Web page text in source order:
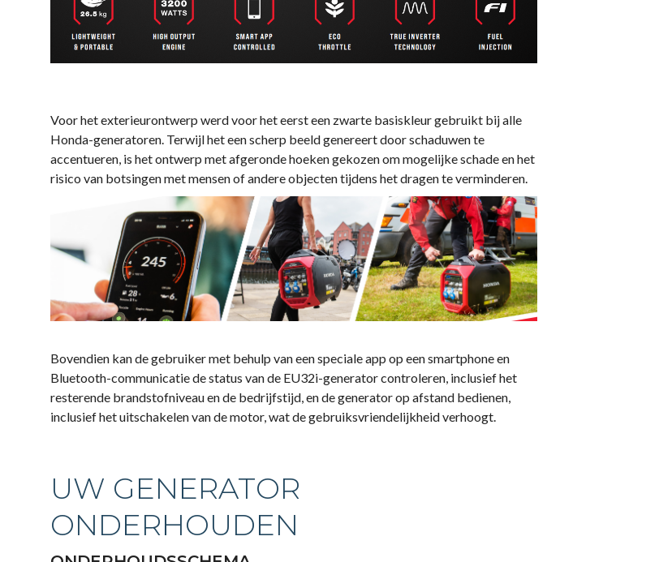
Voor het exterieurontwerp werd voor het eerst een zwarte basiskleur gebruikt bij alle
Honda-generatoren. Terwijl het een scherp beeld genereert door schaduwen te
accentueren, is het ontwerp met afgeronde hoeken gekozen om mogelijke schade en het
risico van botsingen met mensen of andere objecten tijdens het dragen te verminderen.
Bovendien kan de gebruiker met behulp van een speciale app op een smartphone en
Bluetooth-communicatie de status van de EU32i-generator controleren, inclusief het
resterende brandstofniveau en de bedrijfstijd, en de generator op afstand bedienen,
inclusief het uitschakelen van de motor, wat de gebruiksvriendelijkheid verhoogt.
UW GENERATOR
ONDERHOUDEN